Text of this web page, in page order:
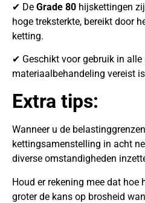
✔ De Grade 80 hijskettingen
hoge treksterkte, bereikt door
ketting.
✔ Geschikt voor gebruik in
materiaalbehandeling vereist
Extra tips:
Wanneer u de
kettingsamenstelling in acht
diverse omstandigheden
Houd er rekening mee dat hoe
groter de kans op brosheid